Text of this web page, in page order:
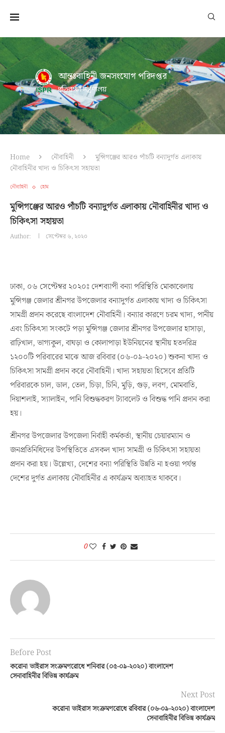
আন্তঃবাহিনী জনসংযোগ পরিদপ্তর
প্রতিরক্ষা মন্ত্রণালয়
Home নৌবাহিনী
মুন্সিগঞ্জের আরও পাঁচটি বন্যাদুর্গত এলাকায়
নৌবাহিনীর খাদ্য ও চিকিৎসা সহায়তা
নৌবাহিনী হোম
মুন্সিগঞ্জের আরও পাঁচটি বন্যাদুর্গত এলাকায় নৌবাহিনীর খাদ্য ও
চিকিৎসা সহায়তা
Author: সেপ্টেম্বর ৬, ২০২০
ঢাকা, ০৬ সেপ্টেম্বর ২০২০ঃ দেশব্যাপী বন্যা পরিস্থিতি মোকাবেলায়
মুন্সিগঞ্জ জেলার শ্রীনগর উপজেলার বন্যাদুর্গত এলাকায় খাদ্য ও চিকিৎসা
সামগ্রী প্রদান করেছে বাংলাদেশ নৌবাহিনী। বন্যার কারণে চরম খাদ্য, পানীয়
এবং চিকিৎসা সংকটে পড়া মুন্সিগঞ্জ জেলার শ্রীনগর উপজেলার হাসাড়া,
রাঢ়িখাল, ভাগ্যকুল, বাঘড়া ও কোলাপাড়া ইউনিয়নের স্থানীয় হতদরিদ্র
১২০০টি পরিবারের মাঝে আজ রবিবার (০৬-০৯-২০২০) শুকনা খাদ্য ও
চিকিৎসা সামগ্রী প্রদান করে নৌবাহিনী। খাদ্য সহায়তা হিসেবে প্রতিটি
পরিবারকে চাল, ডাল, তেল, চিড়া, চিনি, মুড়ি, গুড়, লবণ, মোমবাতি,
দিয়াশলাই, স্যালাইন, পানি বিশুদ্ধকরণ ট্যাবলেট ও বিশুদ্ধ পানি প্রদান করা
হয়।
শ্রীনগর উপজেলার উপজেলা নির্বাহী কর্মকর্তা, স্থানীয় চেয়ারম্যান ও
জনপ্রতিনিধিদের উপস্থিতিতে এসকল খাদ্য সামগ্রী ও চিকিৎসা সহায়তা
প্রদান করা হয়। উল্লেখ্য, দেশের বন্যা পরিস্থিতি উন্নতি না হওয়া পর্যন্ত
দেশের দুর্গত এলাকায় নৌবাহিনীর এ কার্যক্রম অব্যাহত থাকবে।
0
Before Post
করোনা ভাইরাস সংক্রমণরোধে শনিবার (০৫-০৯-২০২০) বাংলাদেশ
সেনাবাহিনীর বিভিন্ন কার্যক্রম
Next Post
করোনা ভাইরাস সংক্রমণরোধে রবিবার (০৬-০৯-২০২০) বাংলাদেশ
সেনাবাহিনীর বিভিন্ন কার্যক্রম